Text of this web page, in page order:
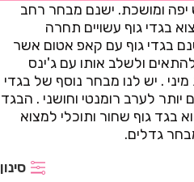
ומושכת. ישנם מבחר רחב
בגדי גוף עשויים תחרה
בגדי גוף עם קאפ אטום אשר
ולשלב אותו עם ג'ינס
. יש לנו מבחר נוסף של בגדי
לערב רומנטי וחושני . הבגד
בגד גוף שחור ותוכלי למצוא
גדלים.
סינון